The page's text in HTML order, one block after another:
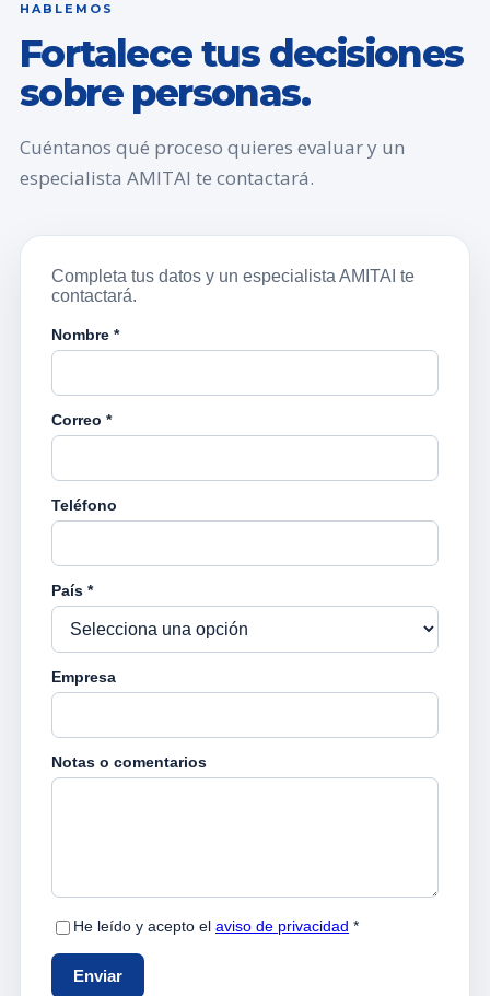
HABLEMOS
Fortalece tus decisiones
sobre personas.
Cuéntanos qué proceso quieres evaluar y un
especialista AMITAI te contactará.